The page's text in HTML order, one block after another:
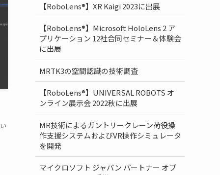
【RoboLens®】XR Kaigi 2023に出展
【RoboLens®】Microsoft HoloLens 2 ア
プリケーション 12社合同セミナー＆体験会
に出展
MRTK3の空間認識の技術調査
【RoboLens®】UNIVERSAL ROBOTS オ
ンライン展示会 2022秋に出展
MR技術によるガントリークレーン荷役操
作支援システムおよびVR操作シミュレータ
を開発
マイクロソフト ジャパン パートナー オブ